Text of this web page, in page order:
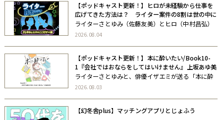
【ポッドキャスト更新！】ヒロが未経験から仕事を
広げてきた方法は？ ライター案件の8割は世の中に
出ない／ライターB面ラジオVol7
ライターさとゆみ（佐藤友美）とヒロ（中村昌弘）
が、“B面”の気分でおしゃべりする、ここだけの話。
酒片手にゆるゆる語り合います。 […]
2026.08.04
【ポッドキャスト更新！】本に酔いたい/Book10-
1『会社ではおならをしてはいけません』上坂あゆ美
ライターさとゆみと、俳優イザエミが送る「本に酔
いたい」。 お互いがお互いに「この本を読んでほし
スト「本に酔いたい」は、上坂あゆ […]
2026.08.03
【幻冬舎plus】マッチングアプリとじょふう